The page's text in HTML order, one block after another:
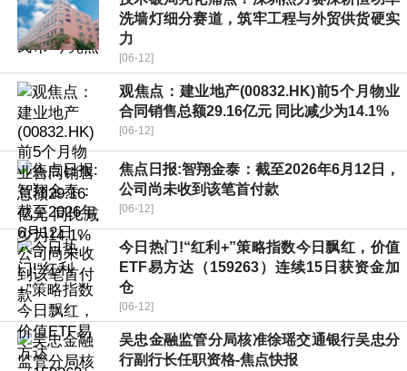
洗墙灯细分赛道，筑牢工程与外贸供货硬实
力
[06-12]
观焦点：建业地产(00832.HK)前5个月物业
合同销售总额29.16亿元 同比减少为14.1%
[06-12]
焦点日报:智翔金泰：截至2026年6月12日，
公司尚未收到该笔首付款
[06-12]
今日热门!“红利+”策略指数今日飘红，价值
ETF易方达（159263）连续15日获资金加
仓
[06-12]
吴忠金融监管分局核准徐瑶交通银行吴忠分
行副行长任职资格-焦点快报